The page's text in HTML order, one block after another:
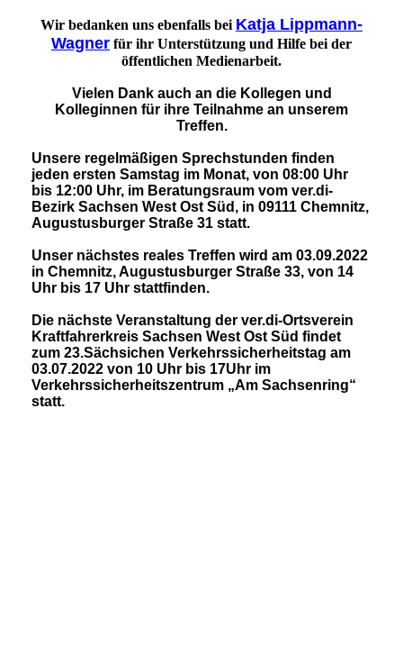
Wir bedanken uns ebenfalls bei Katja Lippmann-
Wagner für ihr Unterstützung und Hilfe bei der
öffentlichen Medienarbeit.
Vielen Dank auch an die Kollegen und
Kolleginnen für ihre Teilnahme an unserem
Treffen.
Unsere regelmäßigen Sprechstunden finden
jeden ersten Samstag im Monat, von 08:00 Uhr
bis 12:00 Uhr, im Beratungsraum vom ver.di-
Bezirk Sachsen West Ost Süd, in 09111 Chemnitz,
Augustusburger Straße 31 statt.
Unser nächstes reales Treffen wird am 03.09.2022
in Chemnitz, Augustusburger Straße 33, von 14
Uhr bis 17 Uhr stattfinden.
Die nächste Veranstaltung der ver.di-Ortsverein
Kraftfahrerkreis Sachsen West Ost Süd findet
zum 23.Sächsichen Verkehrssicherheitstag am
03.07.2022 von 10 Uhr bis 17Uhr im
Verkehrssicherheitszentrum „Am Sachsenring“
statt.